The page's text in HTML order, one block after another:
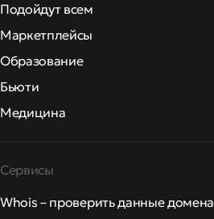
Подойдут всем
Маркетплейсы
Образование
Бьюти
Медицина
Сервисы
Whois – проверить данные домена